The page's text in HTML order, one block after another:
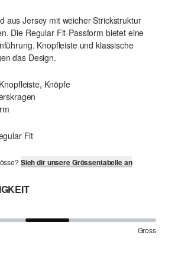
aus Jersey mit weicher Strickstruktur
Die Regular Fit-Passform bietet eine
Knopfleiste und klassische
das Design.
Knopfleiste, Knöpfe
Fit
Sieh dir unsere Grössentabelle an
Gross